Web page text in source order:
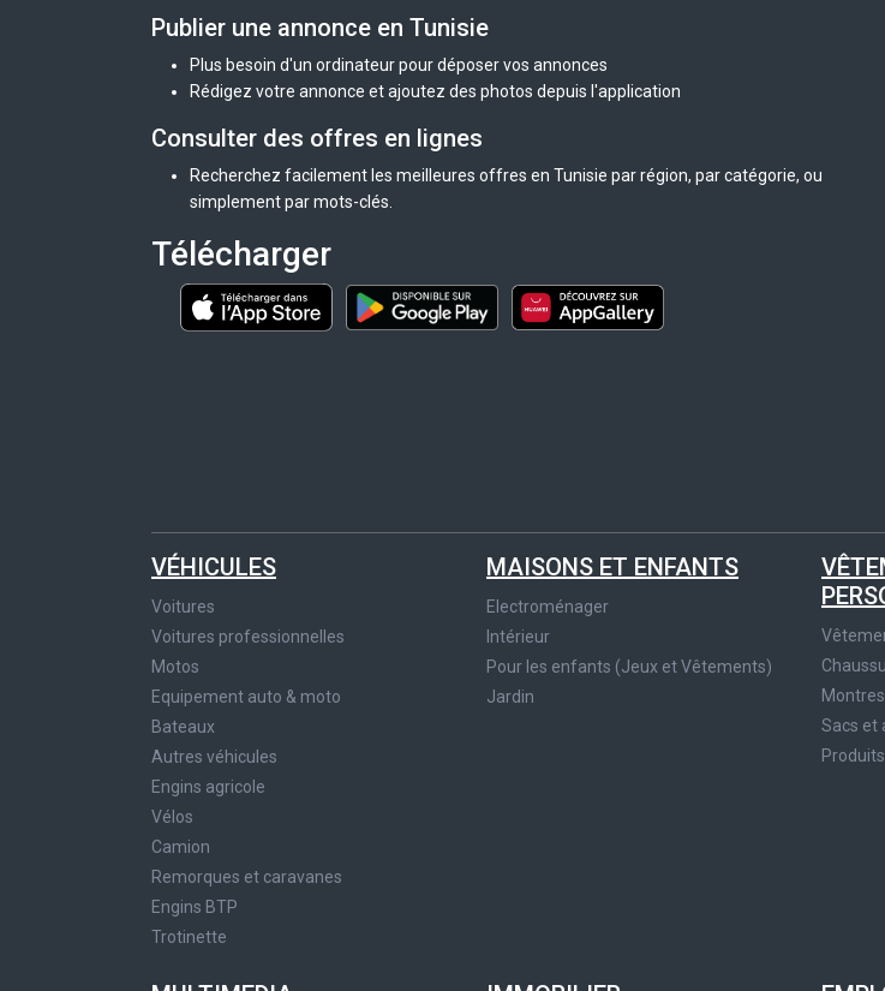
Publier une annonce en Tunisie
Plus besoin d'un ordinateur pour déposer vos annonces
Rédigez votre annonce et ajoutez des photos depuis l'application
Consulter des offres en lignes
Recherchez facilement les meilleures offres en Tunisie par région, par catégorie, ou
simplement par mots-clés.
Télécharger
VÉHICULES
Voitures
Voitures professionnelles
Motos
Equipement auto & moto
Bateaux
Autres véhicules
Engins agricole
Vélos
Camion
Remorques et caravanes
Engins BTP
Trotinette
MAISONS ET ENFANTS
Electroménager
Intérieur
Pour les enfants (Jeux et Vêtements)
Jardin
Sacs et